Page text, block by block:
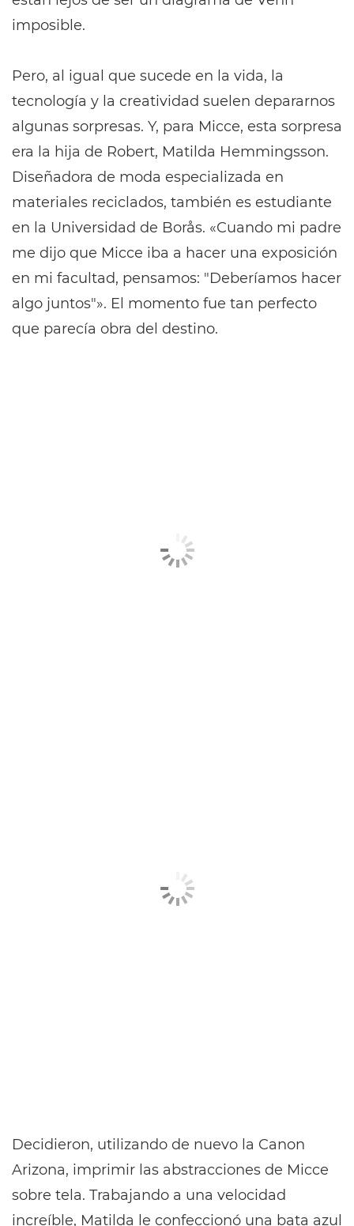
imposible.
Pero, al igual que sucede en la vida, la
tecnología y la creatividad suelen depararnos
algunas sorpresas. Y, para Micce, esta sorpresa
era la hija de Robert, Matilda Hemmingsson.
Diseñadora de moda especializada en
materiales reciclados, también es estudiante
en la Universidad de Borås. «Cuando mi padre
me dijo que Micce iba a hacer una exposición
en mi facultad, pensamos: "Deberíamos hacer
algo juntos"». El momento fue tan perfecto
que parecía obra del destino.
Decidieron, utilizando de nuevo la Canon
Arizona, imprimir las abstracciones de Micce
sobre tela. Trabajando a una velocidad
increíble, Matilda le confeccionó una bata azul